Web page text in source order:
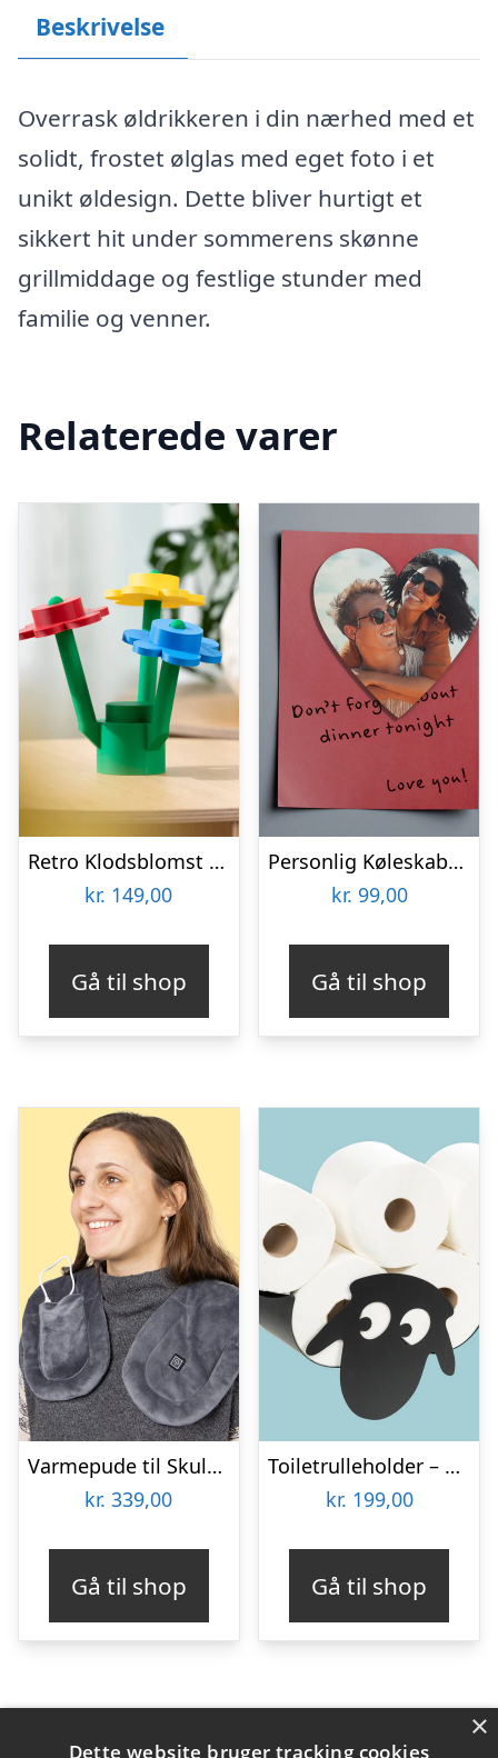
Beskrivelse
Overrask øldrikkeren i din nærhed med et
solidt, frostet ølglas med eget foto i et
unikt øldesign. Dette bliver hurtigt et
sikkert hit under sommerens skønne
grillmiddage og festlige stunder med
familie og venner.
Relaterede varer
Retro Klodsblomst – Mellem
kr. 149,00
Gå til shop
Personlig Køleskabsmagnet med Foto – Hjerte
kr. 99,00
Gå til shop
Varmepude til Skuldre og Ryg – Zenkuru
kr. 339,00
Gå til shop
Toiletrulleholder – Liggende får
kr. 199,00
Gå til shop
Varekategorier
×
Dette website bruger tracking cookies